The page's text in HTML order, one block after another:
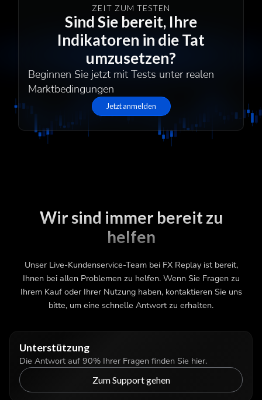
ZEIT ZUM TESTEN
Sind Sie bereit, Ihre
Indikatoren in die Tat
umzusetzen?
Beginnen Sie jetzt mit Tests unter realen
Marktbedingungen
Jetzt anmelden
Wir sind immer bereit zu
helfen
Unser Live-Kundenservice-Team bei FX Replay ist bereit,
Ihnen bei allen Problemen zu helfen. Wenn Sie Fragen zu
Ihrem Kauf oder Ihrer Nutzung haben, kontaktieren Sie uns
bitte, um eine schnelle Antwort zu erhalten.
Unterstützung
Die Antwort auf 90% Ihrer Fragen finden Sie hier.
Zum Support gehen